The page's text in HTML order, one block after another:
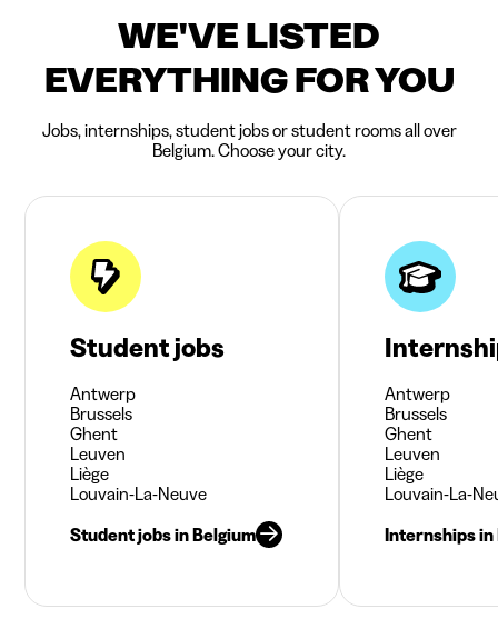
WE'VE LISTED
EVERYTHING FOR YOU
Jobs, internships, student jobs or student rooms all over
Belgium. Choose your city.
Student jobs
Antwerp
Brussels
Ghent
Leuven
Liège
Louvain-La-Neuve
Student jobs in Belgium
Antwerp
Brussels
Ghent
Leuven
Liège
Louvain-La-
Internships in